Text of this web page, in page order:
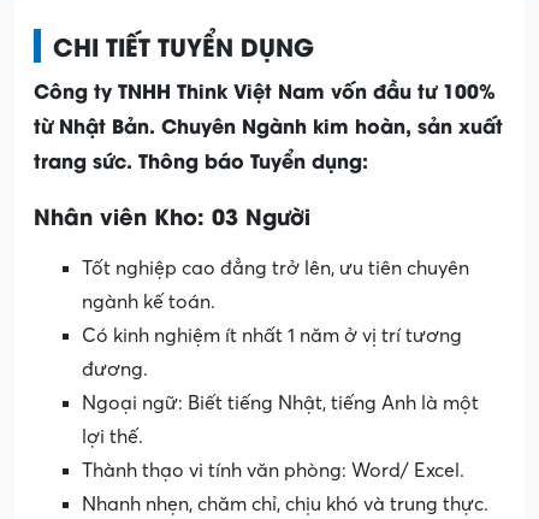
CHI TIẾT TUYỂN DỤNG
Công ty TNHH Think Việt Nam vốn đầu tư 100%
từ Nhật Bản. Chuyên Ngành kim hoàn, sản xuất
trang sức. Thông báo Tuyển dụng:
Nhân viên Kho: 03 Người
Tốt nghiệp cao đẳng trở lên, ưu tiên chuyên
ngành kế toán.
Có kinh nghiệm ít nhất 1 năm ở vị trí tương
đương.
Ngoại ngữ: Biết tiếng Nhật, tiếng Anh là một
lợi thế.
Thành thạo vi tính văn phòng: Word/ Excel.
Nhanh nhẹn, chăm chỉ, chịu khó và trung thực.